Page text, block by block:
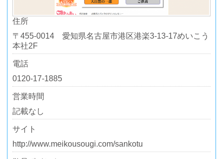
住所
〒455-0014 愛知県名古屋市港区港楽3-13-17めいこう
本社2F
電話
0120-17-1885
営業時間
記載なし
サイト
http://www.meikousougi.com/sankotu